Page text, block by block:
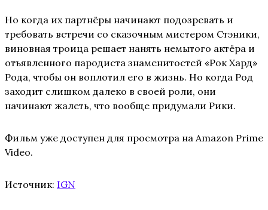
Но когда их партнёры начинают подозревать и
требовать встречи со сказочным мистером Стэники,
виновная троица решает нанять немытого актёра и
отъявленного пародиста знаменитостей «Рок Хард»
Рода, чтобы он воплотил его в жизнь. Но когда Род
заходит слишком далеко в своей роли, они
начинают жалеть, что вообще придумали Рики.
Фильм уже доступен для просмотра на Amazon Prime
Video.
Источник: IGN